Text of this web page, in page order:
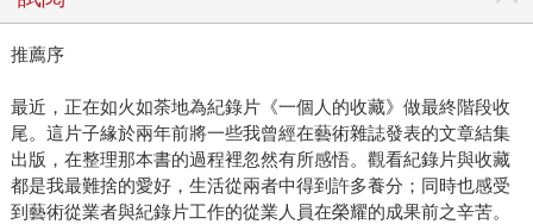
推薦序
最近，正在如火如荼地為紀錄片《一個人的收藏》做最終階段收
尾。這片子緣於兩年前將一些我曾經在藝術雜誌發表的文章結集
出版，在整理那本書的過程裡忽然有所感悟。觀看紀錄片與收藏
都是我最難捨的愛好，生活從兩者中得到許多養分；同時也感受
到藝術從業者與紀錄片工作的從業人員在榮耀的成果前之辛苦。